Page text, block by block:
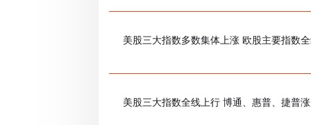
美股三大指数多数集体上涨 欧股主要指数
美股三大指数全线上行 博通、惠普、捷普